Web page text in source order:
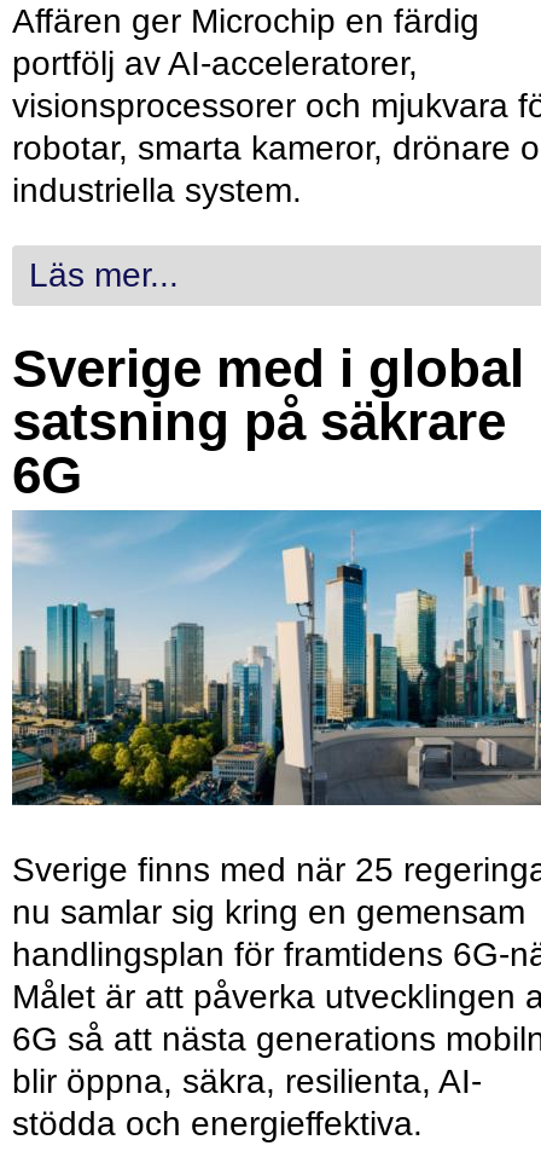
Affären ger Microchip en färdig
portfölj av AI-acceleratorer,
visionsprocessorer och mjukvara
robotar, smarta kameror, drönare
industriella system.
Läs mer...
Sverige med i global
satsning på säkrare
6G
Sverige finns med när 25
nu samlar sig kring en gemensam
handlingsplan för framtidens 6G-
Målet är att påverka utvecklingen
6G så att nästa generations
blir öppna, säkra, resilienta, AI-
stödda och energieffektiva.